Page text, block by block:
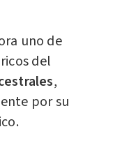
uno de
del
,
por su